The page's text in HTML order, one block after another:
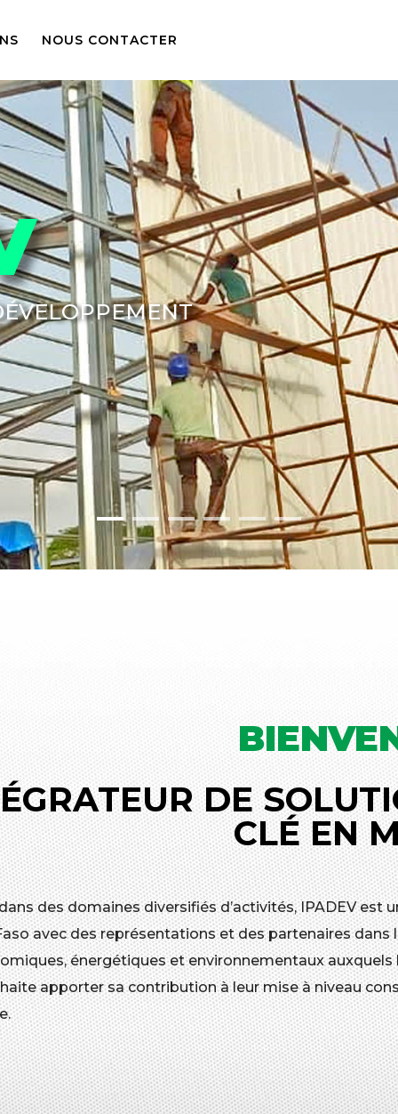
NOUS CONTACTER
DE
CLÉ EN
des domaines diversifiés d’activités, IPADEV
avec des représentations et des partenaires
énergétiques et environnementaux
apporter sa contribution à leur mise à niveau